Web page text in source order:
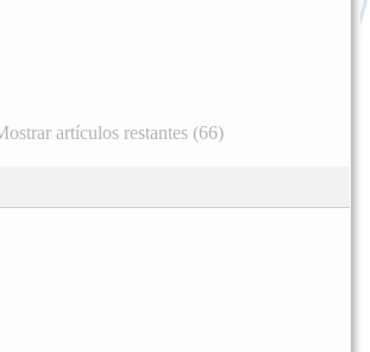
artículos restantes (66)